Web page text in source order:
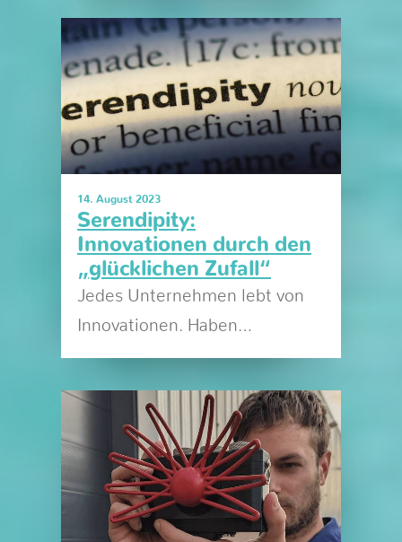
14. August 2023
Serendipity:
Innovationen durch den
„glücklichen Zufall“
Jedes Unternehmen lebt von
Innovationen. Haben…